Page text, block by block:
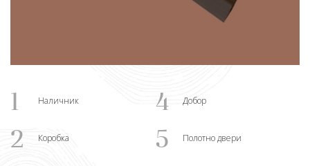
1 Наличник 4 Добор
2 Коробка 5 Полотно двери